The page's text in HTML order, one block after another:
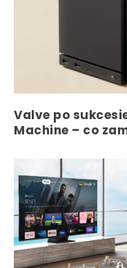
Valve po
Machine – co